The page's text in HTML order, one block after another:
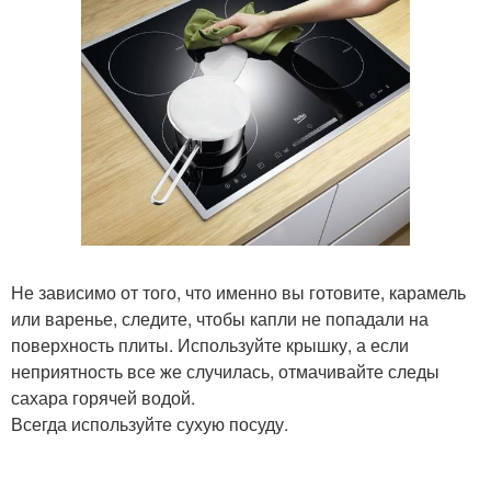
Не зависимо от того, что именно вы готовите, карамель
или варенье, следите, чтобы капли не попадали на
поверхность плиты. Используйте крышку, а если
неприятность все же случилась, отмачивайте следы
сахара горячей водой.
Всегда используйте сухую посуду.